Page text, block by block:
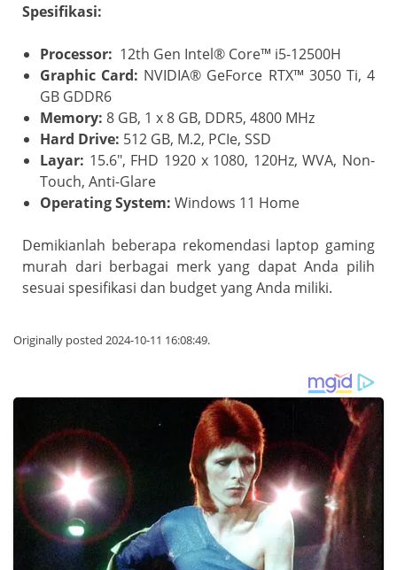
Spesifikasi:
Processor: 12th Gen Intel® Core™ i5-12500H
Graphic Card: NVIDIA® GeForce RTX™ 3050 Ti, 4
GB GDDR6
Memory: 8 GB, 1 x 8 GB, DDR5, 4800 MHz
Hard Drive: 512 GB, M.2, PCIe, SSD
Layar: 15.6″, FHD 1920 x 1080, 120Hz, WVA, Non-
Touch, Anti-Glare
Operating System: Windows 11 Home
Demikianlah beberapa rekomendasi laptop gaming
murah dari berbagai merk yang dapat Anda pilih
sesuai spesifikasi dan budget yang Anda miliki.
Originally posted 2024-10-11 16:08:49.